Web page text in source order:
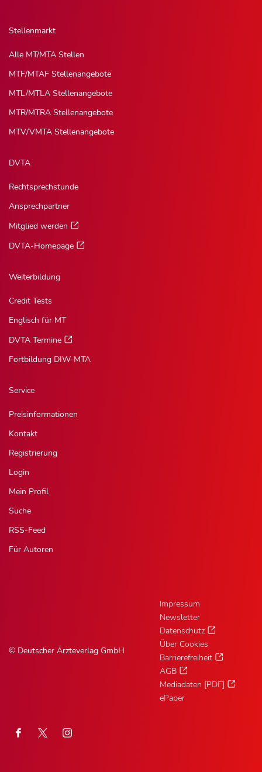
Stellenmarkt
Alle MT/MTA Stellen
MTF/MTAF Stellenangebote
MTL/MTLA Stellenangebote
MTR/MTRA Stellenangebote
MTV/VMTA Stellenangebote
DVTA
Rechtsprechstunde
Ansprechpartner
Mitglied werden
DVTA-Homepage
Weiterbildung
Credit Tests
Englisch für MT
DVTA Termine
Fortbildung DIW-MTA
Service
Preisinformationen
Kontakt
Registrierung
Login
Mein Profil
Suche
RSS-Feed
Für Autoren
© Deutscher Ärzteverlag GmbH
Impressum
Newsletter
Datenschutz
Über Cookies
Barrierefreiheit
AGB
Mediadaten [PDF]
ePaper